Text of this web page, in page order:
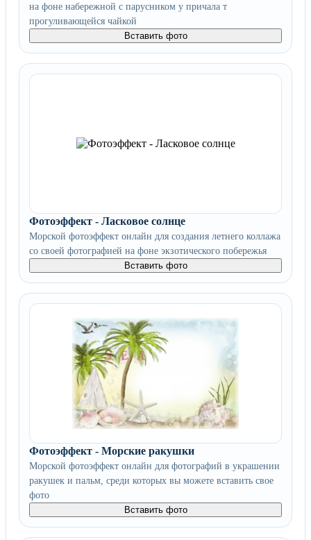
на фоне набережной с парусником у причала т
прогуливающейся чайкой
Вставить фото
Фотоэффект - Ласковое солнце
Морской фотоэффект онлайн для создания летнего коллажа
со своей фотографией на фоне экзотического побережья
Вставить фото
Фотоэффект - Морские ракушки
Морской фотоэффект онлайн для фотографий в украшении
ракушек и пальм, среди которых вы можете вставить свое
фото
Вставить фото